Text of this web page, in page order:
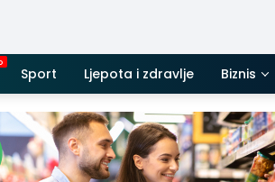
Sport Ljepota i zdravlje Biznis